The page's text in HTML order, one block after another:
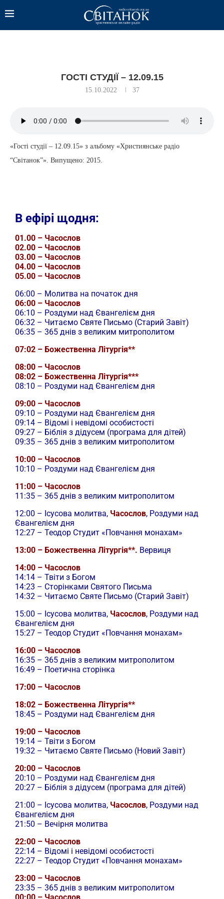
ГОСТІ СТУДІЇ – 12.09.15
15.10.2022 37
«Гості студії – 12.09.15» з альбому «Християнське радіо
“Світанок”». Випущено: 2015.
В ефірі щодня:
01.00 – Часослов
02.00 – Часослов
03.00 – Часослов
04.00 – Часослов
05.00 – Часослов
06:00 – Молитва на початок дня
06:00 – Часослов
06:10 – Роздуми над Євангелієм дня
06:32 – Читаємо Святе Письмо (Старий Завіт)
06:35 – 365 днів з великим митрополитом
07:02 – Божественна Літургія**
08:00 – Часослов
08:02 – Божественна Літургія***
08:10 – Роздуми над Євангелієм дня
09:00 – Часослов
09:10 – Роздуми над Євангелієм дня
09:14 – Відомі і невідомі особистості
09:27 – Біблія з дідусем (програма для дітей)
09:35 – 365 днів з великим митрополитом
10:00 – Часослов
10:10 – Роздуми над Євангелієм дня
11:00 – Часослов
11:35 – 365 днів з великим митрополитом
12:00 – Ісусова молитва, Часослов, Роздуми над
Євангелієм дня
12:27 – Теодор Студит «Повчання монахам»
13:00 – Божественна Літургія**. Вервиця
14:00 – Часослов
14:14 – Твіти з Богом
14:23 – Сторінками Святого Письма
14:32 – Читаємо Святе Письмо (Старий Завіт)
15:00 – Ісусова молитва, Часослов, Роздуми над
Євангелієм дня
15:27 – Теодор Студит «Повчання монахам»
16:00 – Часослов
16:35 – 365 днів з великим митрополитом
16:49 – Поетична сторінка
17:00 – Часослов
18:02 – Божественна Літургія**
18:45 – Роздуми над Євангелієм дня
19:00 – Часослов
19:14 – Твіти з Богом
19:32 – Читаємо Святе Письмо (Новий Завіт)
20:00 – Часослов
20:10 – Роздуми над Євангелієм дня
20:27 – Біблія з дідусем (програма для дітей)
21:00 – Ісусова молитва, Часослов, Роздуми над
Євангелієм дня
21:50 – Вечірня молитва
22:00 – Часослов
22:14 – Відомі і невідомі особистості
22:27 – Теодор Студит «Повчання монахам»
23:00 – Часослов
23:35 – 365 днів з великим митрополитом